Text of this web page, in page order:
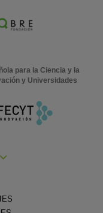
para la Ciencia y la
y Universidades